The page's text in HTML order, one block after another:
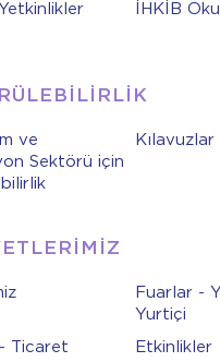
İHKİB
ve
Sektörü için
Kılavuzlar
Fuarlar -
Yurtiçi
Ticaret
Etkinlikler